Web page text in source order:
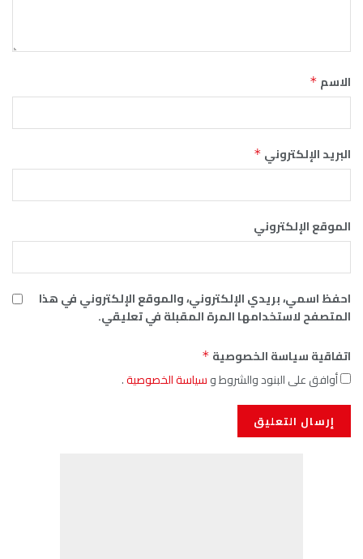
والموقع الإلكتروني في هذا
المرة المقبلة في تعليقي.
*
والشروط وسياسة الخصوصية.